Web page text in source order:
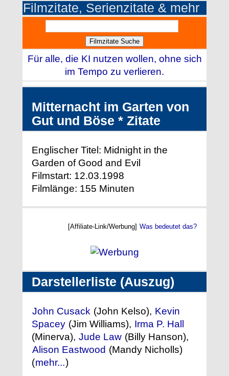
Filmzitate, Serienzitate & mehr
Für alle, die KI nutzen wollen, ohne sich
im Tempo zu verlieren.
Mitternacht im Garten von
Gut und Böse * Zitate
Englischer Titel: Midnight in the
Garden of Good and Evil
Filmstart: 12.03.1998
Filmlänge: 155 Minuten
[Affiliate-Link/Werbung] Was bedeutet das?
Darstellerliste (Auszug)
John Cusack (John Kelso), Kevin
Spacey (Jim Williams), Irma P. Hall
(Minerva), Jude Law (Billy Hanson),
Alison Eastwood (Mandy Nicholls)
(mehr...)